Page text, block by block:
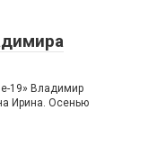
19» Владимир
Ирина. Осенью